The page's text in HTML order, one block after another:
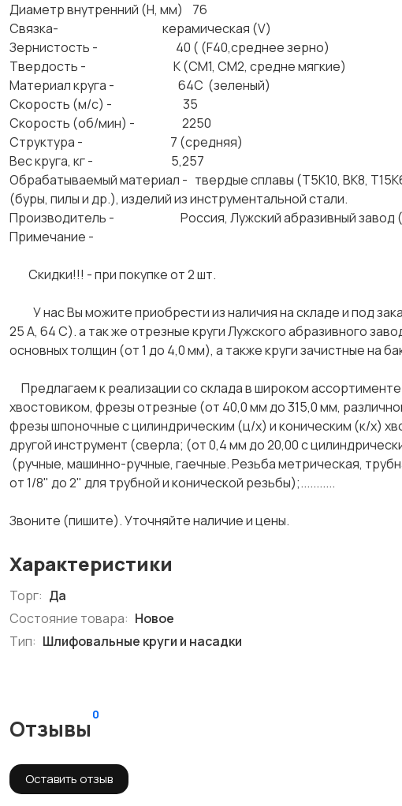
Диаметр внутренний (H, мм) 76
Связка- керамическая (V)
Зернистость - 40 ( (F40,среднее зерно)
Твердость - К (СМ1, СМ2, средне мягкие)
Материал круга - 64С (зеленый)
Скорость (м/с) - 35
Скорость (об/мин) - 2250
Структура - 7 (средняя)
Вес круга, кг - 5,257
Обрабатываемый материал - твердые сплавы (Т5К10, ВК8,
(буры, пилы и др.), изделий из инструментальной стали.
Производитель - Россия, Лужский абразивный завод
Примечание -
Скидки!!! - при покупке от 2 шт.
У нас Вы можите приобрести из наличия на складе и под
25 А, 64 С). а так же отрезные круги Лужского абразивного
основных толщин (от 1 до 4,0 мм), а также круги зачистные на
Предлагаем к реализации со склада в широком
хвостовиком, фрезы отрезные (от 40,0 мм до 315,0 мм,
фрезы шпоночные с цилиндрическим (ц/х) и коническим (к/х)
другой инструмент (сверла; (от 0,4 мм до 20,00 с
(ручные, машинно-ручные, гаечные. Резьба метрическая,
от 1/8" до 2" для трубной и конической резьбы);...........
Звоните (пишите). Уточняйте наличие и цены.
Характеристики
Торг: Да
Состояние товара: Новое
Тип: Шлифовальные круги и насадки
Отзывы
0
Оставить отзыв